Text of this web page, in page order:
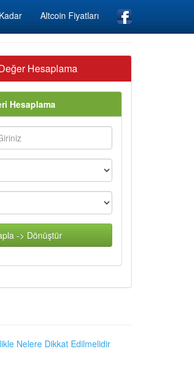
Altcoin Fiyatları
Hesaplama
Hesaplama
-> Dönüştür
Nelere Dikkat Edilmelidir